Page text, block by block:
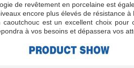
de revêtement en porcelaine est
encore plus élevés de résistance à
est un excellent choix
à vos besoins et dépassera vos